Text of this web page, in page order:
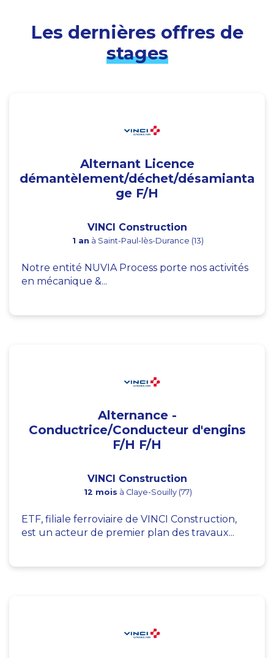
Les dernières offres de
stages
Alternant Licence
démantèlement/déchet/désamianta
ge F/H
VINCI Construction
1 an à Saint-Paul-lès-Durance (13)
Notre entité NUVIA Process porte nos activités
en mécanique &...
Alternance -
Conductrice/Conducteur d'engins
F/H F/H
VINCI Construction
12 mois à Claye-Souilly (77)
ETF, filiale ferroviaire de VINCI Construction,
est un acteur de premier plan des travaux...